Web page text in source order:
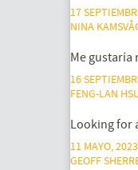
17
NINA
Me gustaría
16
FENG-LAN
Looking for
11 MAYO, 2023
GEOFF